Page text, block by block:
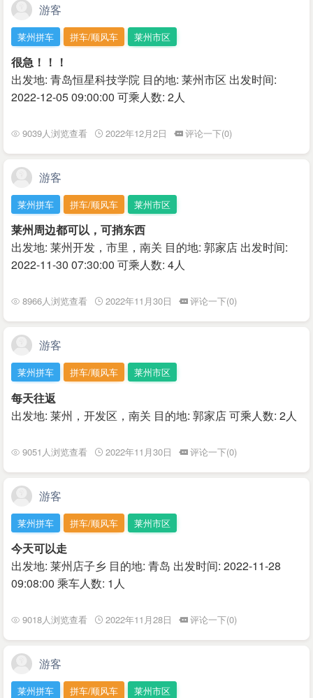
游客
莱州拼车 拼车/顺风车 莱州市区
很急！！！
出发地: 青岛恒星科技学院 目的地: 莱州市区 出发时间:
2022-12-05 09:00:00 可乘人数: 2人
9039人浏览查看 2022年12月2日 评论一下(0)
游客
莱州拼车 拼车/顺风车 莱州市区
莱州周边都可以，可捎东西
出发地: 莱州开发，市里，南关 目的地: 郭家店 出发时间:
2022-11-30 07:30:00 可乘人数: 4人
8966人浏览查看 2022年11月30日 评论一下(0)
游客
莱州拼车 拼车/顺风车 莱州市区
每天往返
出发地: 莱州，开发区，南关 目的地: 郭家店 可乘人数: 2人
9051人浏览查看 2022年11月30日 评论一下(0)
游客
莱州拼车 拼车/顺风车 莱州市区
今天可以走
出发地: 莱州店子乡 目的地: 青岛 出发时间: 2022-11-28
09:08:00 乘车人数: 1人
9018人浏览查看 2022年11月28日 评论一下(0)
游客
莱州拼车 拼车/顺风车 莱州市区